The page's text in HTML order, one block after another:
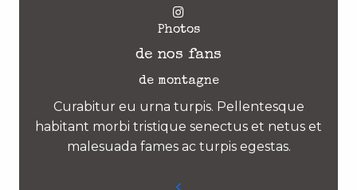
Photos
de nos fans
de montagne
Curabitur eu urna turpis. Pellentesque
habitant morbi tristique senectus et netus et
malesuada fames ac turpis egestas.